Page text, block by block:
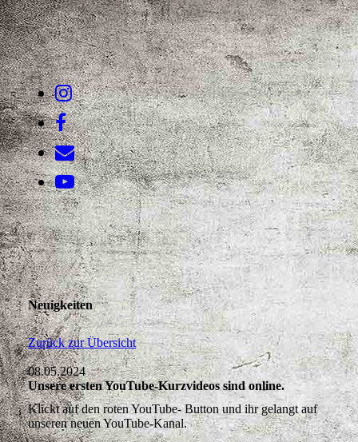
Neuigkeiten
Zurück zur Übersicht
08.05.2024
Unsere ersten YouTube-Kurzvideos sind online.
Klickt auf den roten YouTube- Button und ihr gelangt auf
unseren neuen YouTube-Kanal.
Zurück zur Übersicht